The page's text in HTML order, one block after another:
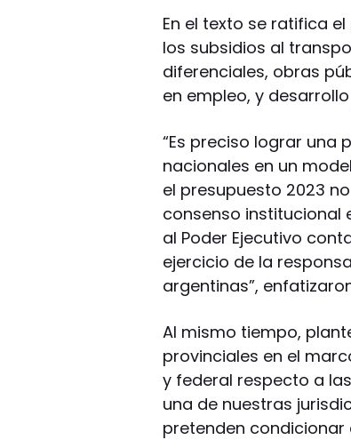
En el texto se ratifica
los subsidios al
diferenciales, obras
en empleo, y
“Es preciso lograr
nacionales en un
el presupuesto 2023
consenso institucional
al Poder Ejecutivo
ejercicio de la
argentinas”,
Al mismo tiempo,
provinciales en el
y federal respecto a
una de nuestras
pretenden condicionar